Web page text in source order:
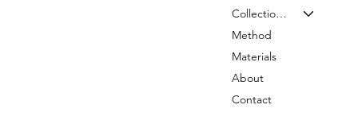
Collection & Prices
Method
Materials
About
Contact